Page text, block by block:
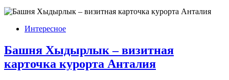
Интересное
Башня Хыдырлык – визитная
карточка курорта Анталия